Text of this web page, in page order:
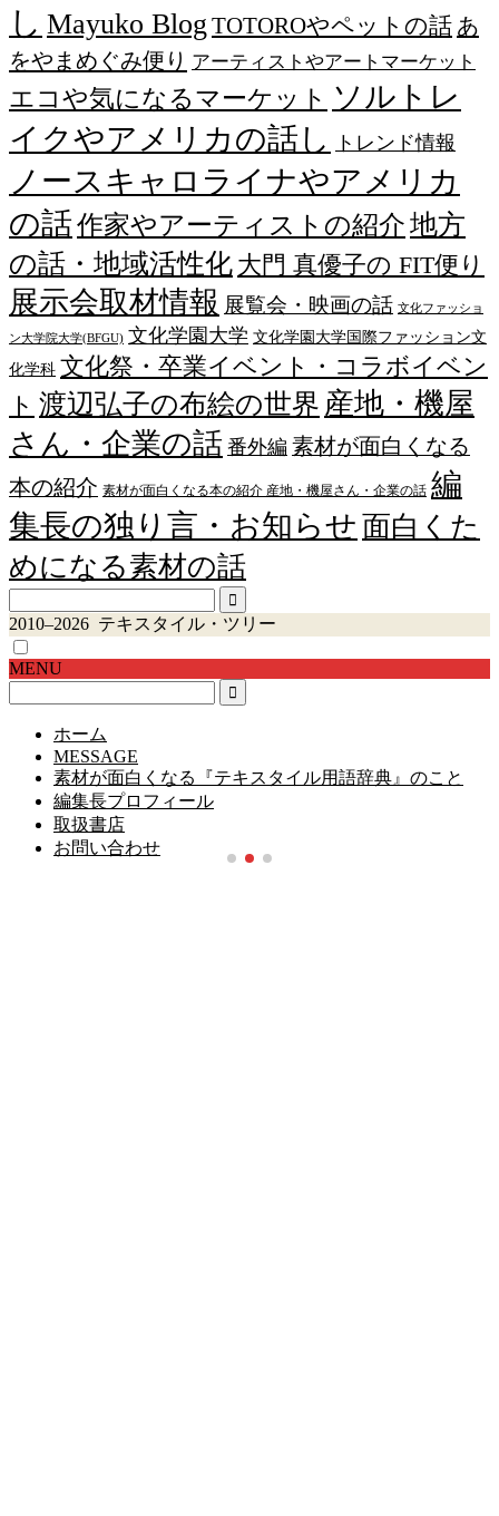
し Mayuko Blog TOTOROやペットの話 あ
をやまめぐみ便り アーティストやアートマーケット
エコや気になるマーケット ソルトレ
イクやアメリカの話し
トレンド情報
ノースキャロライナやアメリカ
の話作家やアーティストの紹介地方
の話・地域活性化 大門 真優子の FIT便り
展示会取材情報 展覧会・映画の話 文化ファッショ
ン大学院大学(BFGU) 文化学園大学 文化学園大学国際ファッション文
化学科 文化祭・卒業イベント・コラボイベン
ト 渡辺弘子の布絵の世界 産地・機屋
さん・企業の話 番外編 素材が面白くなる
本の紹介 素材が面白くなる本の紹介 産地・機屋さん・企業の話 編
集長の独り言・お知らせ 面白くた
めになる素材の話
2010–2026 テキスタイル・ツリー
MENU
ホーム
MESSAGE
素材が面白くなる『テキスタイル用語辞典』のこと
編集長プロフィール
取扱書店
お問い合わせ